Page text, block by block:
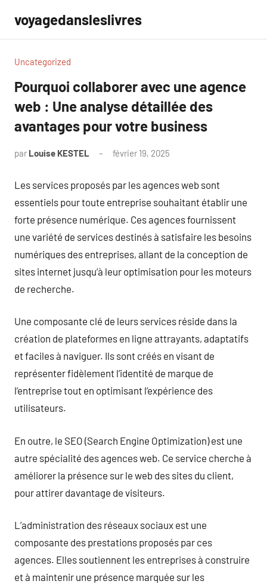
contenu
voyagedansleslivres
Uncategorized
Pourquoi collaborer avec une agence
web : Une analyse détaillée des
avantages pour votre business
par Louise KESTEL février 19, 2025
Les services proposés par les agences web sont
essentiels pour toute entreprise souhaitant établir une
forte présence numérique. Ces agences fournissent
une variété de services destinés à satisfaire les besoins
numériques des entreprises, allant de la conception de
sites internet jusqu’à leur optimisation pour les moteurs
de recherche.
Une composante clé de leurs services réside dans la
création de plateformes en ligne attrayants, adaptatifs
et faciles à naviguer. Ils sont créés en visant de
représenter fidèlement l’identité de marque de
l’entreprise tout en optimisant l’expérience des
utilisateurs.
En outre, le SEO (Search Engine Optimization) est une
autre spécialité des agences web. Ce service cherche à
améliorer la présence sur le web des sites du client,
pour attirer davantage de visiteurs.
L’administration des réseaux sociaux est une
composante des prestations proposés par ces
agences. Elles soutiennent les entreprises à construire
et à maintenir une présence marquée sur les